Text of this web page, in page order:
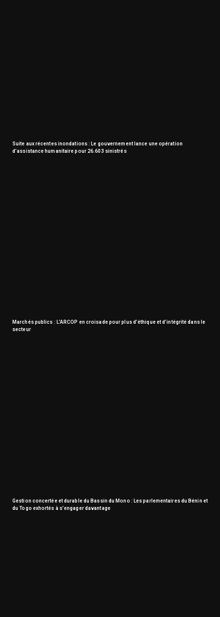
Suite aux récentes inondations : Le gouvernement lance une opération
d’assistance humanitaire pour 26.603 sinistrés
Marchés publics : L’ARCOP en croisade pour plus d’éthique et d’intégrité dans le
secteur
Gestion concertée et durable du Bassin du Mono : Les parlementaires du Bénin et
du Togo exhortés à s’engager davantage